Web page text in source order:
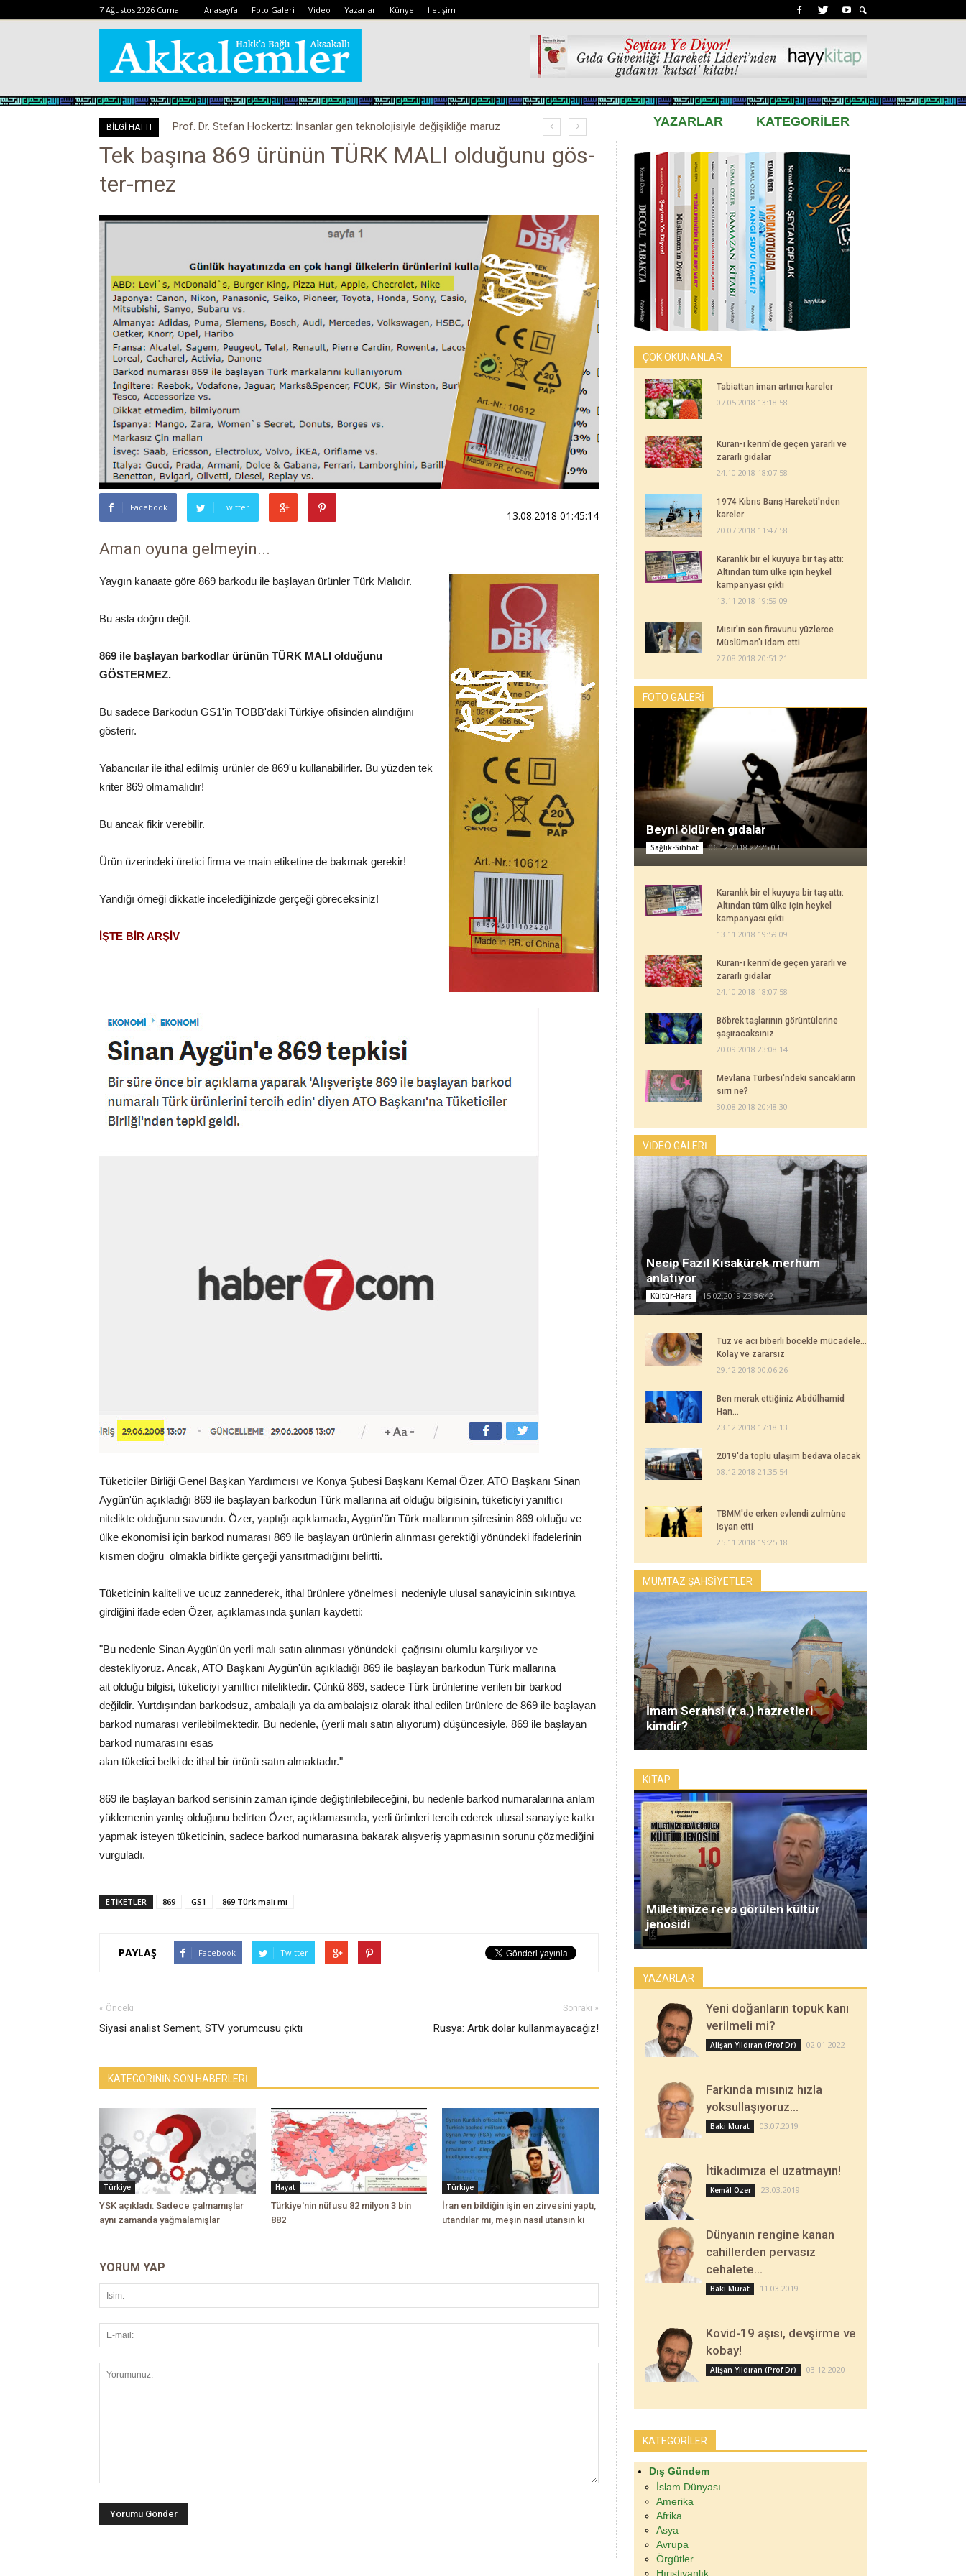
7 Ağustos 2026 Cuma Anasayfa Foto Galeri Video Yazarlar Künye İletişim
BİLGİ HATTI
Prof. Dr. Stefan Hockertz: İnsanlar gen teknolojisiyle değişikliğe maruz
YAZARLAR KATEGORİLER
Tek başına 869 ürünün TÜRK MALI olduğunu gös-
ter-mez
Facebook Twitter
13.08.2018 01:45:14
Aman oyuna gelmeyin...
Yaygın kanaate göre 869 barkodu ile başlayan ürünler Türk Malıdır.
Bu asla doğru değil.
869 ile başlayan barkodlar ürünün TÜRK MALI olduğunu
GÖSTERMEZ.
Bu sadece Barkodun GS1'in TOBB'daki Türkiye ofisinden alındığını
gösterir.
Yabancılar ile ithal edilmiş ürünler de 869'u kullanabilirler. Bu yüzden tek
kriter 869 olmamalıdır!
Bu ancak fikir verebilir.
Ürün üzerindeki üretici firma ve main etiketine de bakmak gerekir!
Yandığı örneği dikkatle incelediğinizde gerçeği göreceksiniz!
İŞTE BİR ARŞİV
Tüketiciler Birliği Genel Başkan Yardımcısı ve Konya Şubesi Başkanı Kemal Özer, ATO Başkanı Sinan
Aygün'ün açıkladığı 869 ile başlayan barkodun Türk mallarına ait olduğu bilgisinin, tüketiciyi yanıltıcı
nitelikte olduğunu savundu. Özer, yaptığı açıklamada, Aygün'ün Türk mallarının şifresinin 869 olduğu ve
ülke ekonomisi için barkod numarası 869 ile başlayan ürünlerin alınması gerektiği yönündeki ifadelerinin
kısmen doğru olmakla birlikte gerçeği yansıtmadığını belirtti.
Tüketicinin kaliteli ve ucuz zannederek, ithal ürünlere yönelmesi nedeniyle ulusal sanayicinin sıkıntıya
girdiğini ifade eden Özer, açıklamasında şunları kaydetti:
"Bu nedenle Sinan Aygün'ün yerli malı satın alınması yönündeki çağrısını olumlu karşılıyor ve
destekliyoruz. Ancak, ATO Başkanı Aygün'ün açıkladığı 869 ile başlayan barkodun Türk mallarına
ait olduğu bilgisi, tüketiciyi yanıltıcı niteliktedir. Çünkü 869, sadece Türk ürünlerine verilen bir barkod
değildir. Yurtdışından barkodsuz, ambalajlı ya da ambalajsız olarak ithal edilen ürünlere de 869 ile başlayan
barkod numarası verilebilmektedir. Bu nedenle, (yerli malı satın alıyorum) düşüncesiyle, 869 ile başlayan
barkod numarasını esas
alan tüketici belki de ithal bir ürünü satın almaktadır."
869 ile başlayan barkod serisinin zaman içinde değiştirilebileceğini, bu nedenle barkod numaralarına anlam
yüklemenin yanlış olduğunu belirten Özer, açıklamasında, yerli ürünleri tercih ederek ulusal sanayiye katkı
yapmak isteyen tüketicinin, sadece barkod numarasına bakarak alışveriş yapmasının sorunu çözmediğini
vurguladı.
ETİKETLER 869 GS1 869 Türk malı mı
PAYLAŞ Facebook Twitter
« Önceki
Siyasi analist Sement, STV yorumcusu çıktı
Sonraki »
Rusya: Artık dolar kullanmayacağız!
KATEGORİNİN SON HABERLERİ
Türkiye
YSK açıkladı: Sadece çalmamışlar
aynı zamanda yağmalamışlar
Hayat
Türkiye'nin nüfusu 82 milyon 3 bin
882
Türkiye
İran en bildiğin işin en zirvesini yaptı,
utandılar mı, meşin nasıl utansın ki
YORUM YAP
ÇOK OKUNANLAR
Tabiattan iman artırıcı kareler
07.05.2018 13:18:58
Kuran-ı kerim'de geçen yararlı ve
zararlı gıdalar
24.10.2018 18:07:58
1974 Kıbrıs Barış Hareketi'nden
kareler
20.07.2018 11:47:58
Karanlık bir el kuyuya bir taş attı:
Altından tüm ülke için heykel
kampanyası çıktı
13.11.2018 19:59:09
Mısır'ın son firavunu yüzlerce
Müslüman'ı idam etti
27.08.2018 20:51:21
FOTO GALERİ
Beyni öldüren gıdalar
Sağlık-Sıhhat 06.12.2018 22:25:03
Karanlık bir el kuyuya bir taş attı:
Altından tüm ülke için heykel
kampanyası çıktı
13.11.2018 19:59:09
Kuran-ı kerim'de geçen yararlı ve
zararlı gıdalar
24.10.2018 18:07:58
Böbrek taşlarının görüntülerine
şaşıracaksınız
20.09.2018 23:08:14
Mevlana Türbesi'ndeki sancakların
sırrı ne?
30.08.2018 20:48:30
VİDEO GALERİ
Necip Fazıl Kısakürek merhum
anlatıyor
Kültür-Hars 15.02.2019 23:36:42
Tuz ve acı biberli böcekle mücadele...
Kolay ve zararsız
29.12.2018 00:06:26
Ben merak ettiğiniz Abdülhamid
Han...
23.12.2018 17:18:13
2019'da toplu ulaşım bedava olacak
08.12.2018 21:35:54
TBMM'de erken evlendi zulmüne
isyan etti
25.11.2018 19:25:18
MÜMTAZ ŞAHSİYETLER
İmam Serahsî (r.a.) hazretleri
kimdir?
KİTAP
Milletimize reva görülen kültür
jenosidi
YAZARLAR
Yeni doğanların topuk kanı
verilmeli mi?
Alişan Yıldıran (Prof Dr) 02.01.2022
Farkında mısınız hızla
yoksullaşıyoruz…
Baki Murat 03.07.2019
İtikadımıza el uzatmayın!
Kemâl Özer 23.03.2019
Dünyanın rengine kanan
cahillerden pervasız
cehalete…
Baki Murat 11.03.2019
Kovid-19 aşısı, devşirme ve
kobay!
Alişan Yıldıran (Prof Dr) 03.12.2020
KATEGORİLER
Dış Gündem
İslam Dünyası
Amerika
Afrika
Asya
Avrupa
Örgütler
Hıristiyanlık